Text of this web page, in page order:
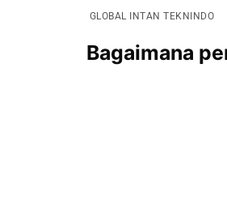
GLOBAL INTAN TEKNINDO
Bagaimana